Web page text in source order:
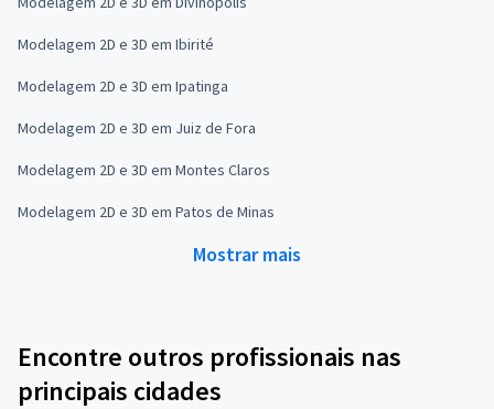
Modelagem 2D e 3D em Ibirité
Modelagem 2D e 3D em Ipatinga
Modelagem 2D e 3D em Juiz de Fora
Modelagem 2D e 3D em Montes Claros
Modelagem 2D e 3D em Patos de Minas
Mostrar mais
Encontre outros profissionais nas
principais cidades